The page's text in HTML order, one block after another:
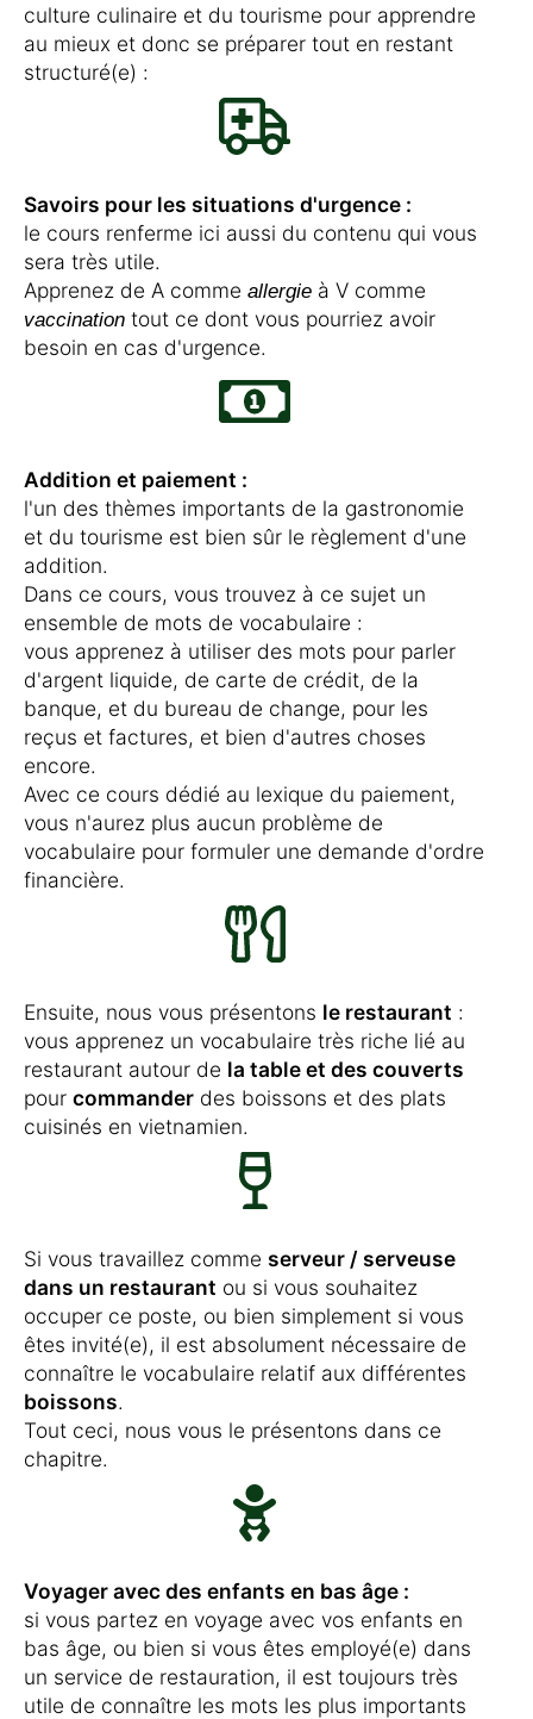
culture culinaire et du tourisme pour apprendre
au mieux et donc se préparer tout en restant
structuré(e) :
Savoirs pour les situations d'urgence :
le cours renferme ici aussi du contenu qui vous
sera très utile.
Apprenez de A comme allergie à V comme
vaccination tout ce dont vous pourriez avoir
besoin en cas d'urgence.
Addition et paiement :
l'un des thèmes importants de la gastronomie
et du tourisme est bien sûr le règlement d'une
addition.
Dans ce cours, vous trouvez à ce sujet un
ensemble de mots de vocabulaire :
vous apprenez à utiliser des mots pour parler
d'argent liquide, de carte de crédit, de la
banque, et du bureau de change, pour les
reçus et factures, et bien d'autres choses
encore.
Avec ce cours dédié au lexique du paiement,
vous n'aurez plus aucun problème de
vocabulaire pour formuler une demande d'ordre
financière.
Ensuite, nous vous présentons le restaurant :
vous apprenez un vocabulaire très riche lié au
restaurant autour de la table et des couverts
pour commander des boissons et des plats
cuisinés en vietnamien.
Si vous travaillez comme serveur / serveuse
dans un restaurant ou si vous souhaitez
occuper ce poste, ou bien simplement si vous
êtes invité(e), il est absolument nécessaire de
connaître le vocabulaire relatif aux différentes
boissons.
Tout ceci, nous vous le présentons dans ce
chapitre.
Voyager avec des enfants en bas âge :
si vous partez en voyage avec vos enfants en
bas âge, ou bien si vous êtes employé(e) dans
un service de restauration, il est toujours très
utile de connaître les mots les plus importants